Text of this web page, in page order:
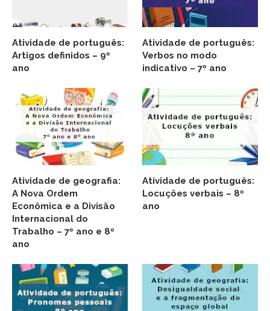
Atividade de português:
Artigos definidos – 9º
ano
Atividade de português:
Verbos no modo
indicativo – 7º ano
Atividade de geografia:
A Nova Ordem
Econômica e a Divisão
Internacional do
Trabalho – 7º ano e 8º
ano
Atividade de português:
Locuções verbais – 8º
ano